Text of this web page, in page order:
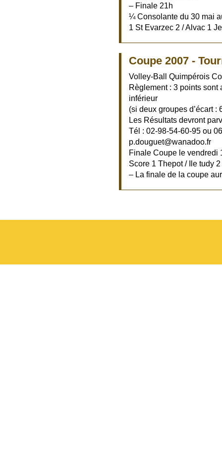
– Finale 21h
¼ Consolante du 30 mai
1 St Evarzec 2 / Alvac 1
Coupe 2007 -
Volley-Ball Quimpérois
Règlement : 3 points sont
inférieur
(si deux groupes d’écart :
Les Résultats devront
Tél : 02-98-54-60-95 ou
p.douguet@wanadoo.fr
Finale Coupe le vendredi
Score 1 Thepot / Ile tudy
– La finale de la coupe